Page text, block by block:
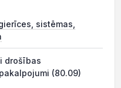
sistēmas,
drošības
(80.09)